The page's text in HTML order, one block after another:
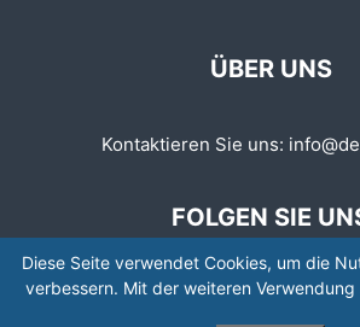
ÜBER UNS
Kontaktieren Sie uns:
FOLGEN SIE
Diese Seite verwendet Cookies, um die
verbessern. Mit der weiteren